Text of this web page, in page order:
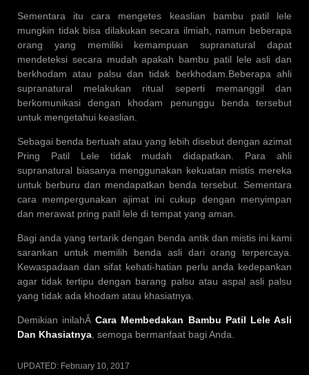
Sementara itu cara mengetes keaslian bambu patil lele
mungkin tidak bisa dilakukan secara ilmiah, namun beberapa
orang yang memiliki kemampuan supranatural dapat
mendeteksi secara mudah apakah bambu patil lele asli dan
berkhodam atau palsu dan tidak berkhodam.Beberapa ahli
supranatural melakukan ritual seperti memanggil dan
berkomunikasi dengan khodam penunggu benda tersebut
untuk mengetahui keaslian.
Sebagai benda bertuah atau yang lebih disebut dengan azimat
Pring Patil Lele tidak mudah didapatkan. Para ahli
supranatural biasanya menggunakan kekuatan mistis mereka
untuk berburu dan mendapatkan benda tersebut. Sementara
cara mempergunakan ajimat ini cukup dengan menyimpan
dan merawat pring patil lele di tempat yang aman.
Bagi anda yang tertarik dengan benda antik dan mistis ini kami
sarankan untuk memilih benda asli dari orang terpercaya.
Kewaspadaan dan sifat kehati-hatian perlu anda kedepankan
agar tidak tertipu dengan barang palsu atau aspal asli palsu
yang tidak ada khodam atau khasiatnya.
Demikian inilahÂCara Membedakan Bambu Patil Lele Asli
Dan Khasiatnya, semoga bermanfaat bagi Anda.
UPDATED: February 10, 2017